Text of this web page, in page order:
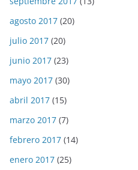
agosto 2017 (20)
julio 2017 (20)
junio 2017 (23)
mayo 2017 (30)
abril 2017 (15)
marzo 2017 (7)
febrero 2017 (14)
enero 2017 (25)